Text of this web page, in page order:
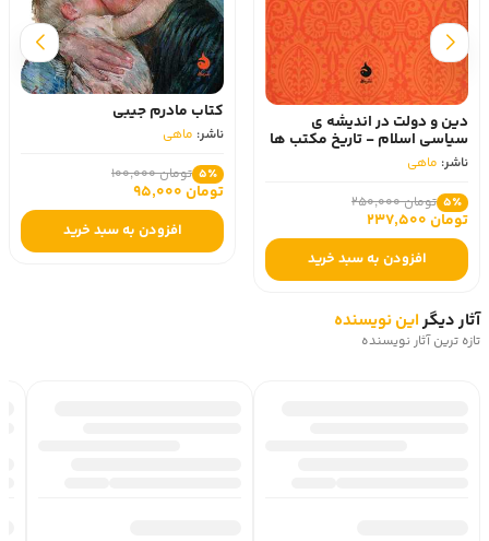
دین و دولت در اندیشه ی
سیاسی اسلام - تاریخ مکتب ها
و باورها در ایران و اسلام دفتر
دوم
ناشر: ماهی
5٪ تومان 250,000
تومان 237,500
افزودن به سبد خرید
کتاب مادرم جیبی
ناشر: ماهی
5٪ تومان 100,000
تومان 95,000
افزودن به سبد خرید
آثار دیگر این نویسنده
تازه ترین آثار نویسنده